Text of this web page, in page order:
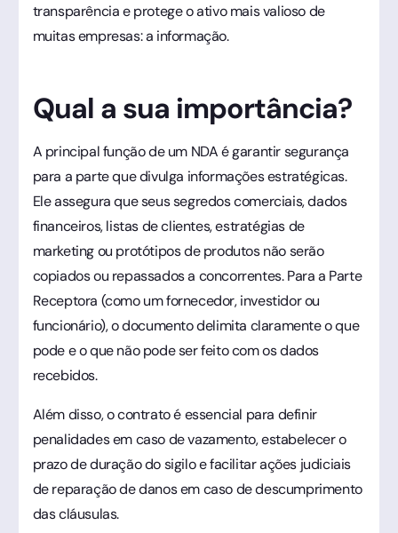
transparência e protege o ativo mais valioso de
muitas empresas: a informação.
Qual a sua importância?
A principal função de um NDA é garantir segurança
para a parte que divulga informações estratégicas.
Ele assegura que seus segredos comerciais, dados
financeiros, listas de clientes, estratégias de
marketing ou protótipos de produtos não serão
copiados ou repassados a concorrentes. Para a Parte
Receptora (como um fornecedor, investidor ou
funcionário), o documento delimita claramente o que
pode e o que não pode ser feito com os dados
recebidos.
Além disso, o contrato é essencial para definir
penalidades em caso de vazamento, estabelecer o
prazo de duração do sigilo e facilitar ações judiciais
de reparação de danos em caso de descumprimento
das cláusulas.